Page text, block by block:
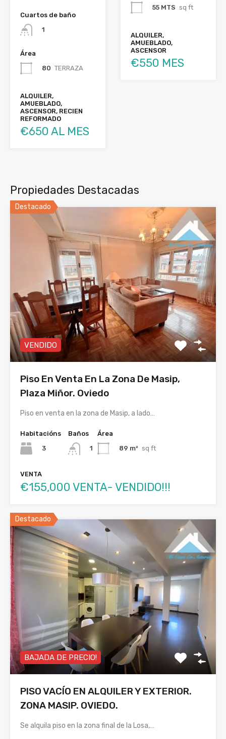
Cuartos de baño
1
Área
80 TERRAZA
ALQUILER,
AMUEBLADO,
ASCENSOR, RECIEN
REFORMADO
€650 AL MES
55 MTS sq ft
ALQUILER,
AMUEBLADO,
ASCENSOR
€550 MES
Propiedades Destacadas
Destacado
VENDIDO
Piso En Venta En La Zona De Masip,
Plaza Miñor. Oviedo
Piso en venta en la zona de Masip, a lado…
Habitacións
3
Baños
1
Área
89 m² sq ft
VENTA
€155,000 VENTA- VENDIDO!!!
Destacado
BAJADA DE PRECIO!
PISO VACÍO EN ALQUILER Y EXTERIOR.
ZONA MASIP. OVIEDO.
Se alquila piso en la zona final de la Losa,…